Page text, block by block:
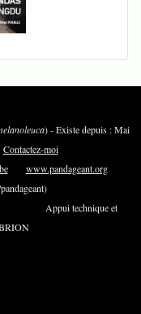
) - Existe depuis : Mai
Contactez-moi
www.pandageant.org
Appui technique et